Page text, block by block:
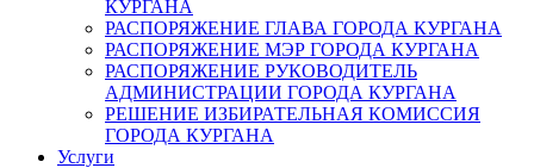
КУРГАНА
РАСПОРЯЖЕНИЕ ГЛАВА ГОРОДА КУРГАНА
РАСПОРЯЖЕНИЕ МЭР ГОРОДА КУРГАНА
РАСПОРЯЖЕНИЕ РУКОВОДИТЕЛЬ
АДМИНИСТРАЦИИ ГОРОДА КУРГАНА
РЕШЕНИЕ ИЗБИРАТЕЛЬНАЯ КОМИССИЯ
ГОРОДА КУРГАНА
Услуги